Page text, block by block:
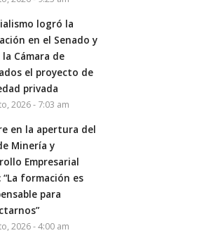
logró la
en el Senado y
Cámara de
el proyecto de
privada
2026 - 7:03 am
en la apertura del
Minería y
Empresarial
“La formación es
para
2026 - 4:00 am